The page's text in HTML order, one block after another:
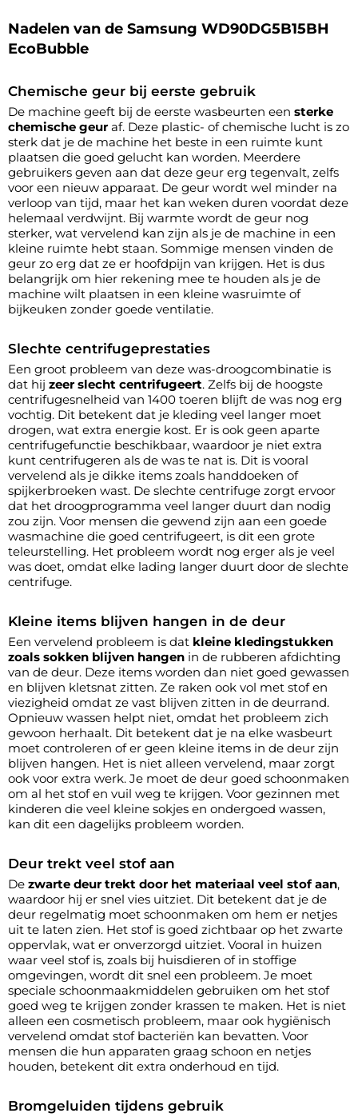
Nadelen van de Samsung WD90DG5B15BH
EcoBubble
Chemische geur bij eerste gebruik
De machine geeft bij de eerste wasbeurten een sterke
chemische geuraf. Deze plastic- of chemische lucht is zo
sterk dat je de machine het beste in een ruimte kunt
plaatsen die goed gelucht kan worden. Meerdere
gebruikers geven aan dat deze geur erg tegenvalt, zelfs
voor een nieuw apparaat. De geur wordt wel minder na
verloop van tijd, maar het kan weken duren voordat deze
helemaal verdwijnt. Bij warmte wordt de geur nog
sterker, wat vervelend kan zijn als je de machine in een
kleine ruimte hebt staan. Sommige mensen vinden de
geur zo erg dat ze er hoofdpijn van krijgen. Het is dus
belangrijk om hier rekening mee te houden als je de
machine wilt plaatsen in een kleine wasruimte of
bijkeuken zonder goede ventilatie.
Slechte centrifugeprestaties
Een groot probleem van deze was-droogcombinatie is
dat hij zeer slecht centrifugeert. Zelfs bij de hoogste
centrifugesnelheid van 1400 toeren blijft de was nog erg
vochtig. Dit betekent dat je kleding veel langer moet
drogen, wat extra energie kost. Er is ook geen aparte
centrifugefunctie beschikbaar, waardoor je niet extra
kunt centrifugeren als de was te nat is. Dit is vooral
vervelend als je dikke items zoals handdoeken of
spijkerbroeken wast. De slechte centrifuge zorgt ervoor
dat het droogprogramma veel langer duurt dan nodig
zou zijn. Voor mensen die gewend zijn aan een goede
wasmachine die goed centrifugeert, is dit een grote
teleurstelling. Het probleem wordt nog erger als je veel
was doet, omdat elke lading langer duurt door de slechte
centrifuge.
Kleine items blijven hangen in de deur
Een vervelend probleem is dat kleine kledingstukken
zoals sokken blijven hangen in de rubberen afdichting
van de deur. Deze items worden dan niet goed gewassen
en blijven kletsnat zitten. Ze raken ook vol met stof en
viezigheid omdat ze vast blijven zitten in de deurrand.
Opnieuw wassen helpt niet, omdat het probleem zich
gewoon herhaalt. Dit betekent dat je na elke wasbeurt
moet controleren of er geen kleine items in de deur zijn
blijven hangen. Het is niet alleen vervelend, maar zorgt
ook voor extra werk. Je moet de deur goed schoonmaken
om al het stof en vuil weg te krijgen. Voor gezinnen met
kinderen die veel kleine sokjes en ondergoed wassen,
kan dit een dagelijks probleem worden.
Deur trekt veel stof aan
De zwarte deur trekt door het materiaal veel stof aan,
waardoor hij er snel vies uitziet. Dit betekent dat je de
deur regelmatig moet schoonmaken om hem er netjes
uit te laten zien. Het stof is goed zichtbaar op het zwarte
oppervlak, wat er onverzorgd uitziet. Vooral in huizen
waar veel stof is, zoals bij huisdieren of in stoffige
omgevingen, wordt dit snel een probleem. Je moet
speciale schoonmaakmiddelen gebruiken om het stof
goed weg te krijgen zonder krassen te maken. Het is niet
alleen een cosmetisch probleem, maar ook hygiënisch
vervelend omdat stof bacteriën kan bevatten. Voor
mensen die hun apparaten graag schoon en netjes
houden, betekent dit extra onderhoud en tijd.
Bromgeluiden tijdens gebruik